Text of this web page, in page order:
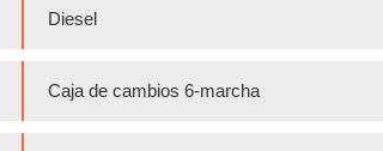
Diesel
Caja de cambios 6-marcha